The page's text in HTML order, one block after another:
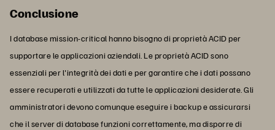
Conclusione
I database mission-critical hanno bisogno di proprietà ACID per
supportare le applicazioni aziendali. Le proprietà ACID sono
essenziali per l'integrità dei dati e per garantire che i dati possano
essere recuperati e utilizzati da tutte le applicazioni desiderate. Gli
amministratori devono comunque eseguire i backup e assicurarsi
che il server di database funzioni correttamente, ma disporre di